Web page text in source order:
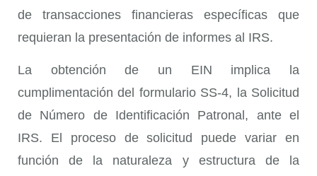
de transacciones financieras específicas que
requieran la presentación de informes al IRS.
La obtención de un EIN implica la
cumplimentación del formulario SS-4, la Solicitud
de Número de Identificación Patronal, ante el
IRS. El proceso de solicitud puede variar en
función de la naturaleza y estructura de la